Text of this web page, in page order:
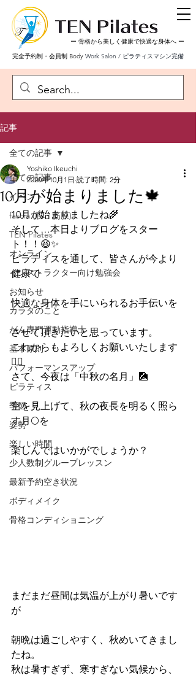
ー 骨格から美しく健康で快適な身体へ ー
完全予約制・会員制 Body Work Salon / ピラティスマシン完備
記事
全ての記事
イベント
fascia (膜・筋膜)
TEN Pilates
オンライン
インストラクター向け勉強会
お知らせ
カラダのこと
がん専門運動指導士
基本原則
パフォーマンスアップ
ピラティス
季節
姿勢
楽しい時間
少人数制グループレッスン
最新予約空き状況
ボディメイク
骨格コンディショニング
全ての記事
10月が始まりました🍁
Yoshiko Ikeuchi
2020年10月1日 読了時間: 2分
10月が始まりましたね🌾
そして…本日よりブログをスター
ト！！😆✨
ピラティスを通して、皆さんが今より
健康で
快適な身体を手にいられるお手伝いを
させて頂きたいと思っています。
これからもよろしくお願いいたします
🙇‍♀️
さて、今夜は「中秋の名月」🎑
空を見上げて、秋の夜長を明るく照ら
す月🌕を
楽しんではいかがでしょうか？
まだまだ昼間は気温が上がり暑いです
が
朝晩は過ごしやすく、秋めいてきまし
たね。
秋は暑すぎず、寒すぎない気候から、